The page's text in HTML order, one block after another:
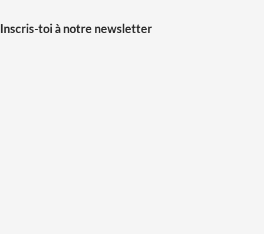
Inscris-toi à notre newsletter